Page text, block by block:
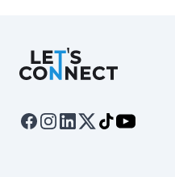
Let's Connect